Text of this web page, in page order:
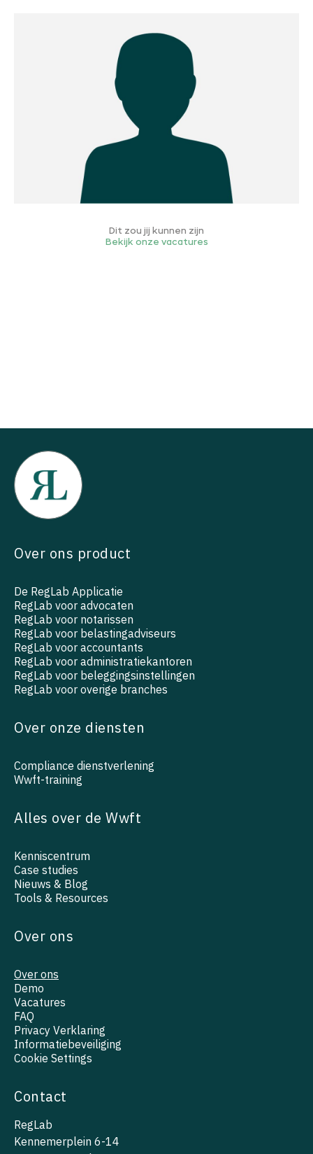
Dit zou jij kunnen zijn
Bekijk onze vacatures
Over ons product
De RegLab Applicatie
RegLab voor advocaten
RegLab voor notarissen
RegLab voor belastingadviseurs
RegLab voor accountants
RegLab voor administratiekantoren
RegLab voor beleggingsinstellingen
RegLab voor overige branches
Over onze diensten
Compliance dienstverlening
Wwft-training
Alles over de Wwft
Kenniscentrum
Case studies
Nieuws & Blog
Tools & Resources
Over ons
Over ons
Demo
Vacatures
FAQ
Privacy Verklaring
Informatiebeveiliging
Cookie Settings
Contact
RegLab
Kennemerplein 6-14